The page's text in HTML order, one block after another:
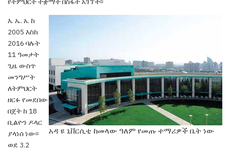
አዳ ዩ ኒቨርሲቲ ከመላው ዓለም የመጡ ተማሪዎች ቤት ነው
እ. ኤ. አ. ከ
2005 እስከ
2016 ባሉት
11 ዓመታት
ጊዜ ውስጥ
መንግሥት
ለትምህርት
ዘርፉ የመደበው
በጀት ከ 18
ቢልዮን ዶላር
ያላነሰ ነው፡፡
ወደ 3.2